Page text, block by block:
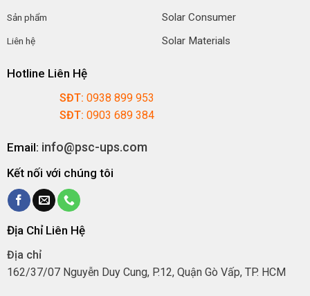
Sản phẩm
Liên hệ
Solar Consumer
Solar Materials
Hotline Liên Hệ
SĐT: 0938 899 953
SĐT: 0903 689 384
Email: info@psc-ups.com
Kết nối với chúng tôi
Địa Chỉ Liên Hệ
Địa chỉ
162/37/07 Nguyễn Duy Cung, P.12, Quận Gò Vấp, TP. HCM